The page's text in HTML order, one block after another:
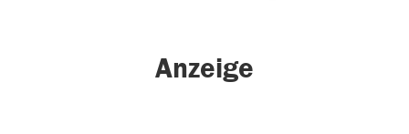
Anzeige